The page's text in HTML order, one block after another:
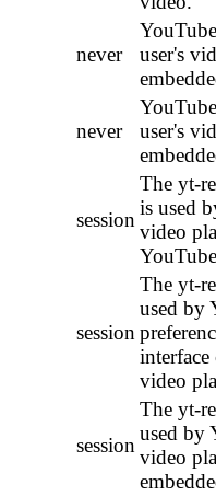
never
user's
never
user's
session
The yt-
is used
video
session
The yt-
used by
video
session
The yt-
used by
video